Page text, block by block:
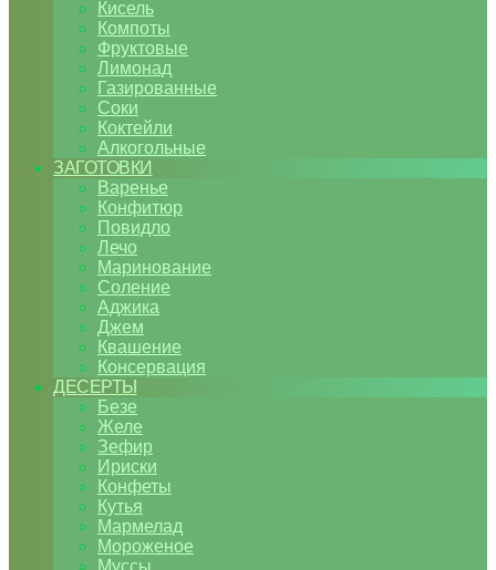
Кисель
Компоты
Фруктовые
Лимонад
Газированные
Соки
Коктейли
Алкогольные
ЗАГОТОВКИ
Варенье
Конфитюр
Повидло
Лечо
Маринование
Соление
Аджика
Джем
Квашение
Консервация
ДЕСЕРТЫ
Безе
Желе
Зефир
Ириски
Конфеты
Кутья
Мармелад
Мороженое
Муссы